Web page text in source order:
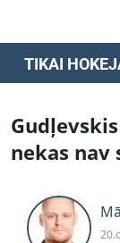
TIKAI
nekas nav